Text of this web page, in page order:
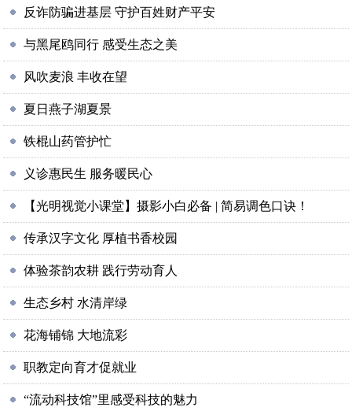
反诈防骗进基层 守护百姓财产平安
与黑尾鸥同行 感受生态之美
风吹麦浪 丰收在望
夏日燕子湖夏景
铁棍山药管护忙
义诊惠民生 服务暖民心
【光明视觉小课堂】摄影小白必备 | 简易调色口诀！
传承汉字文化 厚植书香校园
体验茶韵农耕 践行劳动育人
生态乡村 水清岸绿
花海铺锦 大地流彩
职教定向育才促就业
“流动科技馆”里感受科技的魅力